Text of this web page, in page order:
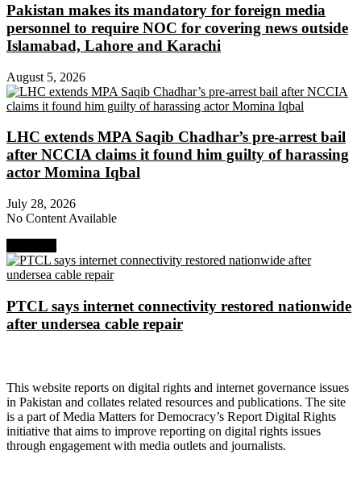
Pakistan makes its mandatory for foreign media
personnel to require NOC for covering news outside
Islamabad, Lahore and Karachi
August 5, 2026
LHC extends MPA Saqib Chadhar’s pre-arrest bail
after NCCIA claims it found him guilty of harassing
actor Momina Iqbal
July 28, 2026
No Content Available
PTCL says internet connectivity restored nationwide
after undersea cable repair
This website reports on digital rights and internet governance issues
in Pakistan and collates related resources and publications. The site
is a part of Media Matters for Democracy’s Report Digital Rights
initiative that aims to improve reporting on digital rights issues
through engagement with media outlets and journalists.